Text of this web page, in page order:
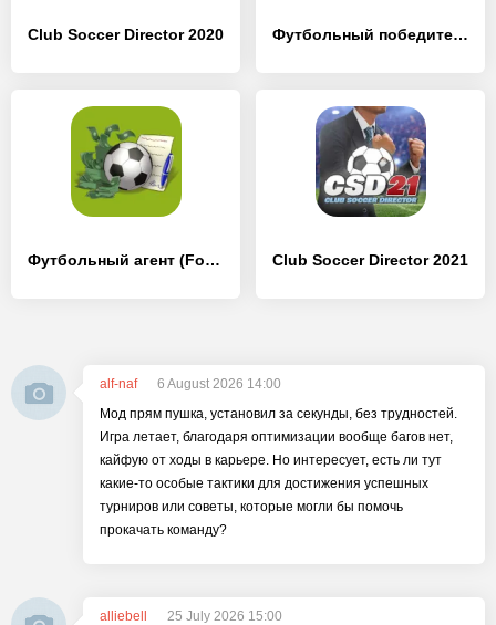
Club Soccer Director 2020 Футбольный победитель
Футбольный агент (Football Agent) Club Soccer Director 2021
alf-naf
6 August 2026 14:00
Мод прям пушка, установил за секунды, без трудностей.
Игра летает, благодаря оптимизации вообще багов нет,
кайфую от ходы в карьере. Но интересует, есть ли тут
какие-то особые тактики для достижения успешных
турниров или советы, которые могли бы помочь
прокачать команду?
alliebell
25 July 2026 15:00